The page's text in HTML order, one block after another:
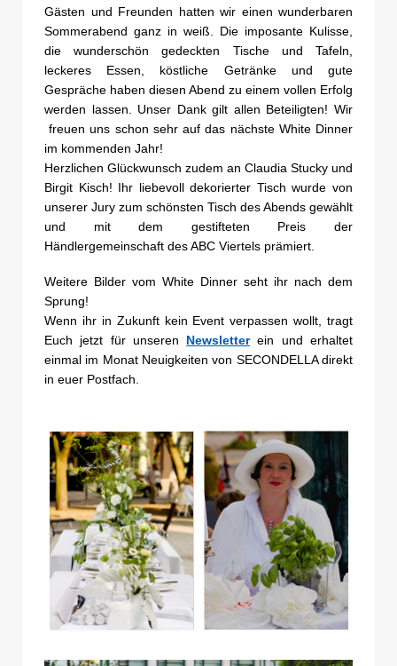
Gästen und Freunden hatten wir einen wunderbaren
Sommerabend ganz in weiß. Die imposante Kulisse,
die wunderschön gedeckten Tische und Tafeln,
leckeres Essen, köstliche Getränke und gute
Gespräche haben diesen Abend zu einem vollen Erfolg
werden lassen. Unser Dank gilt allen Beteiligten! Wir
freuen uns schon sehr auf das nächste White Dinner
im kommenden Jahr!
Herzlichen Glückwunsch zudem an Claudia Stucky und
Birgit Kisch! Ihr liebevoll dekorierter Tisch wurde von
unserer Jury zum schönsten Tisch des Abends gewählt
und mit dem gestifteten Preis der
Händlergemeinschaft des ABC Viertels prämiert.
Weitere Bilder vom White Dinner seht ihr nach dem
Sprung!
Wenn ihr in Zukunft kein Event verpassen wollt, tragt
Euch jetzt für unseren Newsletterein und erhaltet
einmal im Monat Neuigkeiten von SECONDELLA direkt
in euer Postfach.